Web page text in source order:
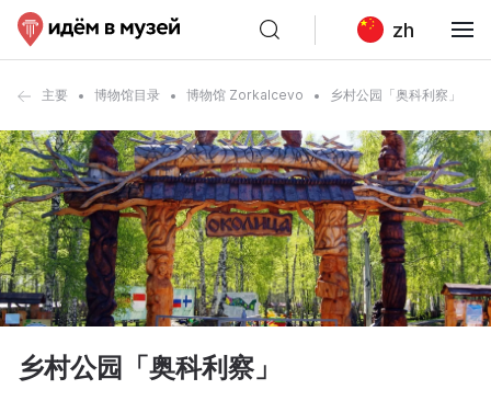
zh
主要 博物馆目录 博物馆 Zorkalcevo 乡村公园「奥科利察」
乡村公园「奥科利察」